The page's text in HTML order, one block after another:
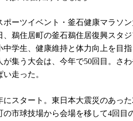
ーツイベント・釜石健康マラソ
、鵜住居町の釜石鵜住居復興スタ
中学生、健康維持と体力向上を目
が集う大会は、今年で50回目。さ
走った。
スタート。東日本大震災のあっ
の市球技場から会場を移して4回目